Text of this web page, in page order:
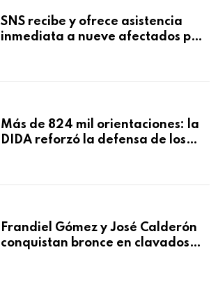
SNS recibe y ofrece asistencia
inmediata a nueve afectados por
Macorís
Más de 824 mil orientaciones: la
DIDA reforzó la defensa de los
Frandiel Gómez y José Calderón
conquistan bronce en clavados